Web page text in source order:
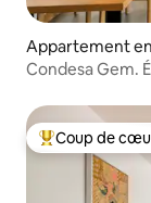
Appartement
Condesa Gem.
Coups de cœur
Coup de